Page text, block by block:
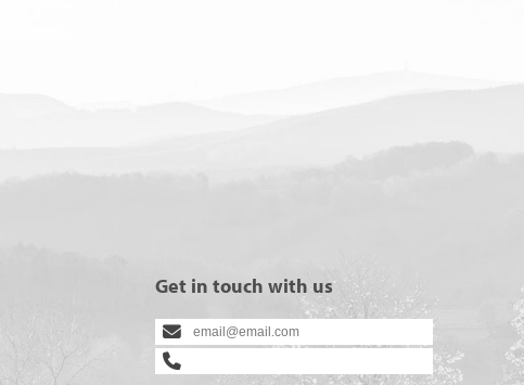
Get in touch with us